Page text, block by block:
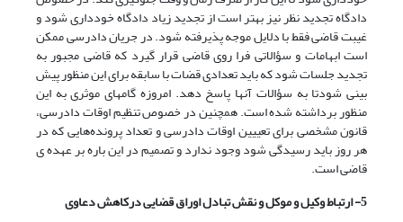
دادگاه تجدید نظر نیز بهتر است از تجدید زیاد دادگاه خودداری شود و
غیبت قاضی فقط با دلایل موجه پذیرفته شود. در جریان دادرسی ممکن
است ابهامات و سؤالاتی فرا روی قاضی قرار گیرد که قاضی مجبور به
تجدید جلسات شود که باید تعدادی قضات با سابقه برای این منظور پیش
بینی شودتا به سؤالات آنها پاسخ دهد. امروزه گامهای موثری به این
منظور برداشته شده است. همچنین در خصوص تنظیم اوقات دادرسی،
قانون مشخصی برای تعییین اوقات دادرسی و تعداد پرونده‌هایی که در
هر روز باید رسیدگی شود وجود ندارد و تصمیم در این باره بر عهده ی
قاضی است.
5- ارتباط وکیل و موکل و نقش تبادل اوراق قضایی درکاهش دعاوی